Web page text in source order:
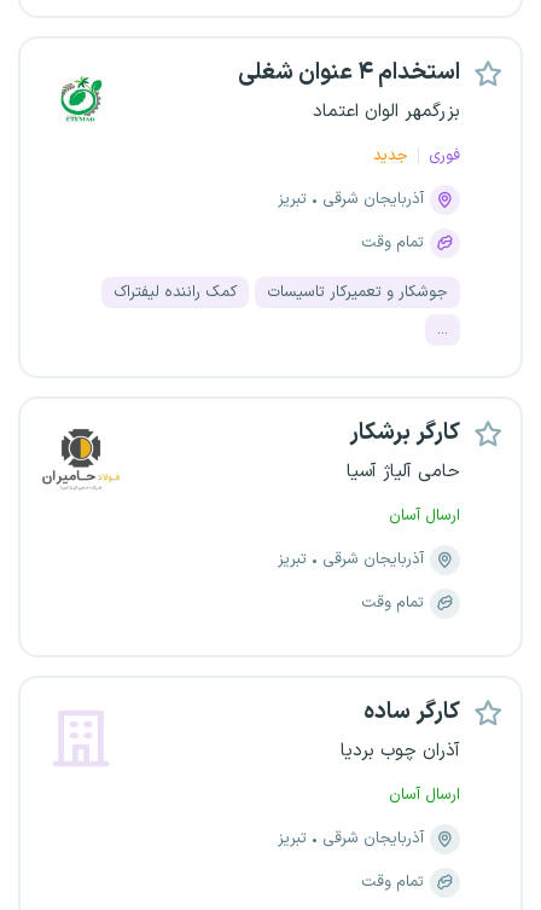
استخدام ۴ عنوان شغلی
بزرگمهر الوان اعتماد
فوری
جدید
آذربایجان شرقی
تبریز
تمام وقت
جوشکار و تعمیرکار تاسیسات
کمک راننده لیفتراک
...
کارگر برشکار
حامی آلیاژ آسیا
ارسال آسان
آذربایجان شرقی
تبریز
تمام وقت
کارگر ساده
آذران چوب بردیا
ارسال آسان
آذربایجان شرقی
تبریز
تمام وقت